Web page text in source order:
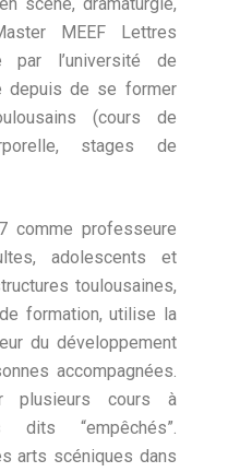
MEEF Lettres
par l’université de
depuis de se former
(cours de
stages de
comme professeure
adolescents et
toulousaines,
formation, utilise la
du développement
accompagnées.
plusieurs cours à
“empêchés”.
arts scéniques dans